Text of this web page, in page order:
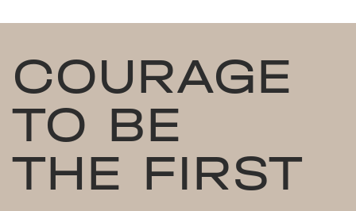
COURAGE
TO BE
THE FIRST